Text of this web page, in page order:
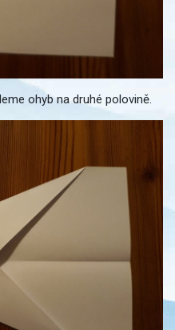
ohyb na druhé polovině.